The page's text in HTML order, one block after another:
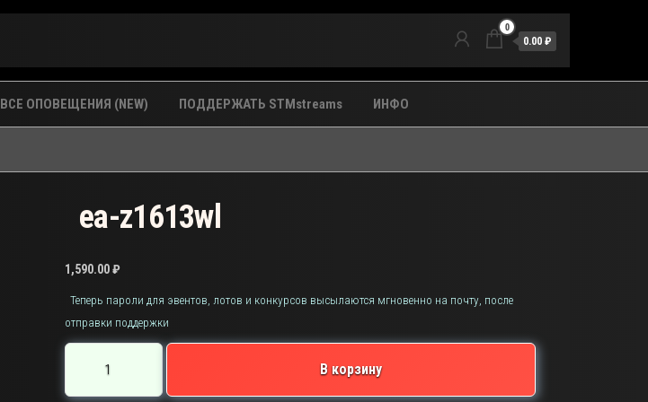
0
0.00 ₽
ВСЕ ОПОВЕЩЕНИЯ (NEW) ПОДДЕРЖАТЬ STMstreams ИНФО
ea-z1613wl
1,590.00₽
Теперь пароли для эвентов, лотов и конкурсов высылаются мгновенно на почту, после
отправки поддержки
Количество
товара
ea-
В корзину